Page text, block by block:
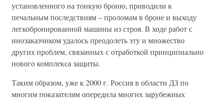
установленного на тонкую броню, приводили к
печальным последствиям – проломам в броне и выходу
легкобронированной машины из строя. В ходе работ с
инозаказчиком удалось преодолеть эту и множество
других проблем, связанных с отработкой принципиально
нового комплекса защиты.
Таким образом, уже к 2000 г. Россия в области ДЗ по
многим показателям опередила многих зарубежных